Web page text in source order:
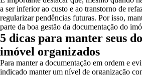
a ser inferior ao custo e ao transtorno de
regularizar pendências futuras. Por isso,
parte da boa gestão da documentação do
5 dicas para manter seus
imóvel organizados
Para manter a documentação em ordem e
indicado manter um nível de organização